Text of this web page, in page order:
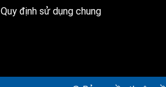
Quy định sử dụng chung